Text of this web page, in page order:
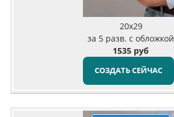
20х29
за 5 разв. с обложкой
1535 руб
СОЗДАТЬ СЕЙЧАС